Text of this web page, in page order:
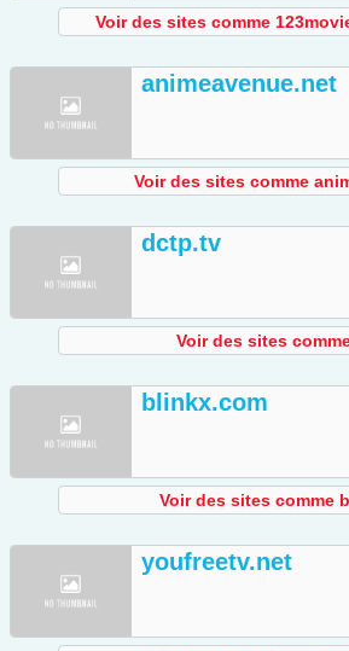
Voir des sites comme
animeavenue.net
Voir des sites comme
dctp.tv
Voir des sites
blinkx.com
Voir des sites comme
youfreetv.net